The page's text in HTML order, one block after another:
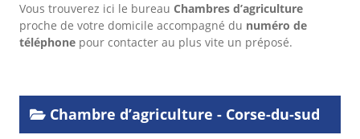
Vous trouverez ici le bureau Chambres d’agriculture
proche de votre domicile accompagné du numéro de
téléphone pour contacter au plus vite un préposé.
Chambre d’agriculture - Corse-du-sud